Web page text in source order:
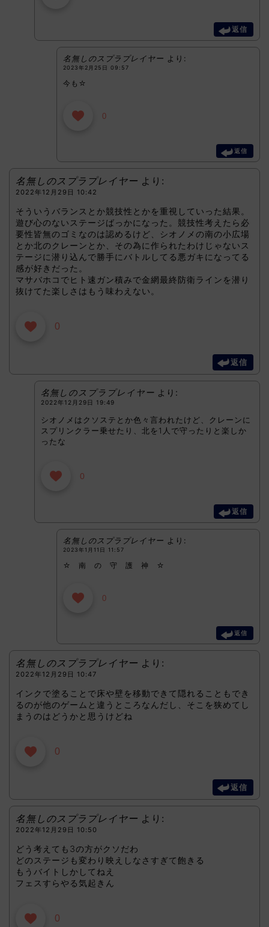
返信
名無しのスプラプレイヤー より:
2023年2月25日 09:57
今も☆
0
返信
名無しのスプラプレイヤー より:
2022年12月29日 10:42
そういうバランスとか競技性とかを重視していった結果。
遊び心のないステージばっかになった。競技性考えたら必
要性皆無のゴミなのは認めるけど、シオノメの南の小広場
とか北のクレーンとか、その為に作られたわけじゃないス
テージに潜り込んで勝手にバトルしてる悪ガキになってる
感が好きだった。
マサバホコでヒト速ガン積みで金網最終防衛ラインを潜り
抜けてた楽しさはもう味わえない。
0
返信
名無しのスプラプレイヤー より:
2022年12月29日 19:49
シオノメはクソステとか色々言われたけど、クレーンに
スプリンクラー乗せたり、北を1人で守ったりと楽しか
ったな
0
返信
名無しのスプラプレイヤー より:
2023年1月11日 11:57
☆ 南 の 守 護 神 ☆
0
返信
名無しのスプラプレイヤー より:
2022年12月29日 10:47
インクで塗ることで床や壁を移動できて隠れることもでき
るのが他のゲームと違うところなんだし、そこを狭めてし
まうのはどうかと思うけどね
0
返信
名無しのスプラプレイヤー より:
2022年12月29日 10:50
どう考えても3の方がクソだわ
どのステージも変わり映えしなさすぎて飽きる
もうバイトしかしてねえ
フェスすらやる気起きん
0